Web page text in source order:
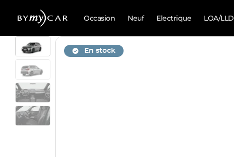
Occasion Neuf Electrique LOA/LLD
En stock